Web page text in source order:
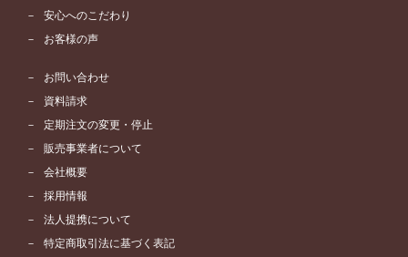
安心へのこだわり
お客様の声
お問い合わせ
資料請求
定期注文の変更・停止
販売事業者について
会社概要
採用情報
法人提携について
特定商取引法に基づく表記